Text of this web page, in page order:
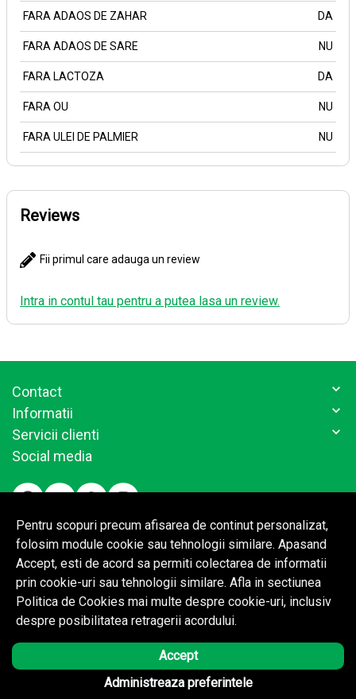
FARA ADAOS DE ZAHAR DA
FARA ADAOS DE SARE NU
FARA LACTOZA DA
FARA OU NU
FARA ULEI DE PALMIER NU
Reviews
Fii primul care adauga un review
Intra in contul tau pentru a putea lasa un review.
Contact
Informatii
Servicii clienti
Social media
© Copyright 2026 Bio Logistic.Toate drepturile rezervate.
Solutie eCommerce powered by
Pentru scopuri precum afisarea de continut personalizat,
folosim module cookie sau tehnologii similare. Apasand
Accept, esti de acord sa permiti colectarea de informatii
prin cookie-uri sau tehnologii similare. Afla in sectiunea
Politica de Cookies mai multe despre cookie-uri, inclusiv
despre posibilitatea retragerii acordului.
Accept
Administreaza preferintele